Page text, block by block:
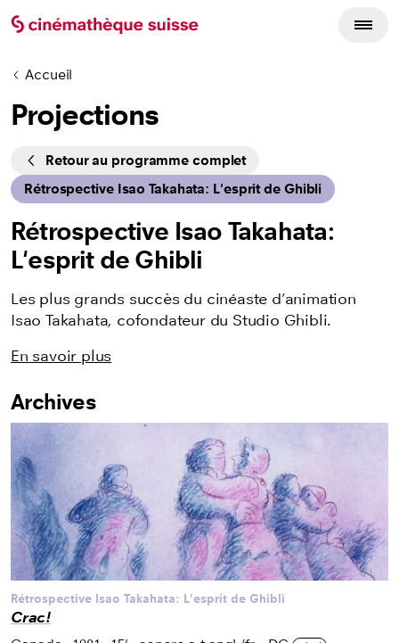
Accueil
Projections
CyclesRetour au programme complet
Rétrospective Isao Takahata: L'esprit de Ghibli
Rétrospective Isao Takahata:
L'esprit de Ghibli
Les plus grands succès du cinéaste d’animation
Isao Takahata, cofondateur du Studio Ghibli.
En savoir plus
Listing des films
Archives
Rétrospective Isao Takahata: L'esprit de Ghibli
Crac!